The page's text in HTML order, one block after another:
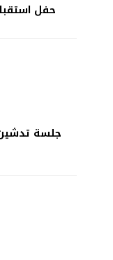
حفل
جلسة